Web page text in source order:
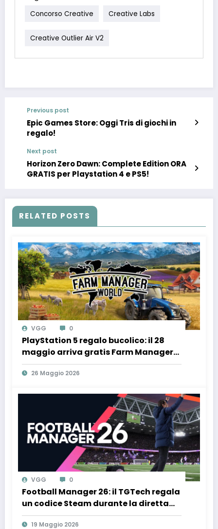
Concorso Creative Creative Labs
Creative Outlier Air V2
Previous post
Epic Games Store: Oggi Tris di giochi in
regalo!
Next post
Horizon Zero Dawn: Complete Edition ORA
GRATIS per Playstation 4 e PS5!
RELATED POSTS
VGG 0
PlayStation 5 regalo bucolico: il 28
maggio arriva gratis Farm Manager
World con il TGTech!
26 Maggio 2026
VGG 0
Football Manager 26: il TGTech regala
un codice Steam durante la diretta
del 21 maggio
19 Maggio 2026